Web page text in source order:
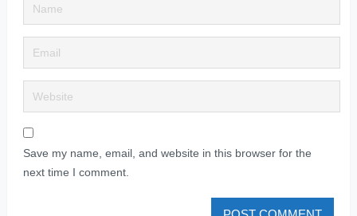
Save my name, email, and website in this browser for the
next time I comment.